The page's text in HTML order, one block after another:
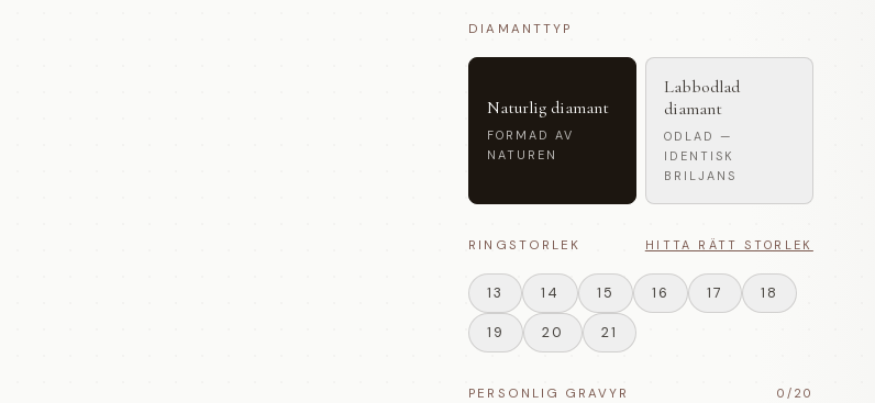
DIAMANTTYP
Naturlig diamant
FORMAD AV
NATUREN
Labbodlad
diamant
ODLAD —
IDENTISK
BRILJANS
RINGSTORLEK HITTA RÄTT STORLEK
13 14 15 16 17 18
19 20 21
PERSONLIG GRAVYR 0 /20